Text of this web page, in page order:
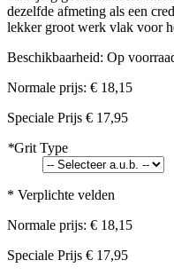
dezelfde afmeting als een
lekker groot werk vlak voor
Beschikbaarheid: Op
Normale prijs: € 18,15
Speciale Prijs € 17,95
*Grit Type
* Verplichte velden
Normale prijs: € 18,15
Speciale Prijs € 17,95